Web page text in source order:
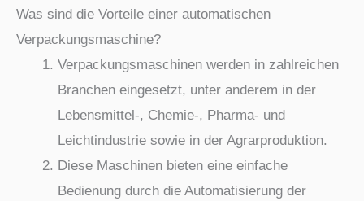
Was sind die Vorteile einer automatischen
Verpackungsmaschine?
Verpackungsmaschinen werden in zahlreichen
Branchen eingesetzt, unter anderem in der
Lebensmittel-, Chemie-, Pharma- und
Leichtindustrie sowie in der Agrarproduktion.
Diese Maschinen bieten eine einfache
Bedienung durch die Automatisierung der